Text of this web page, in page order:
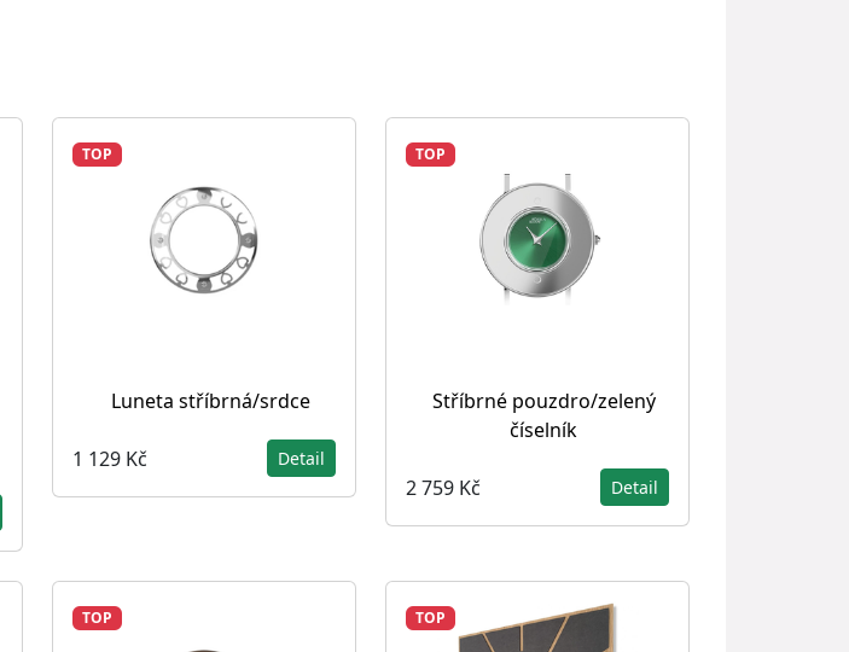
TOP
Luneta stříbrná/srdce
1 129 Kč Detail
TOP
Stříbrné pouzdro/zelený
číselník
2 759 Kč Detail
TOP TOP